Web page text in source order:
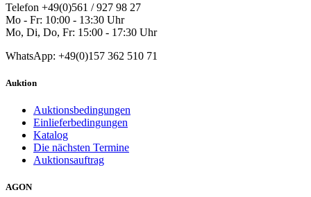
Telefon +49(0)561 / 927 98 27
Mo - Fr: 10:00 - 13:30 Uhr
Mo, Di, Do, Fr: 15:00 - 17:30 Uhr
WhatsApp: +49(0)157 362 510 71
Auktion
Auktionsbedingungen
Einlieferbedingungen
Katalog
Die nächsten Termine
Auktionsauftrag
AGON